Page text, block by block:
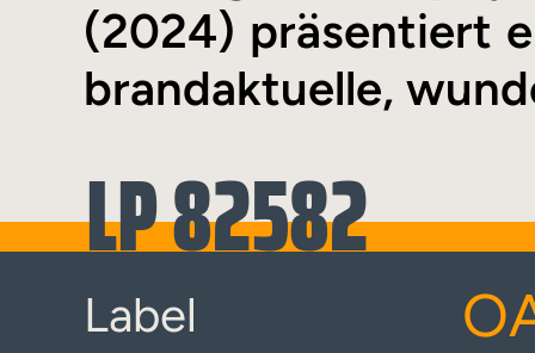
(2024) präsentiert
brandaktuelle,
LP 82582
Label